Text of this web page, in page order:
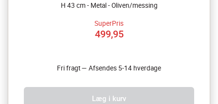
H 43 cm - Metal - Oliven/messing
SuperPris
499,95
Fri fragt — Afsendes 5-14 hverdage
Læg i kurv